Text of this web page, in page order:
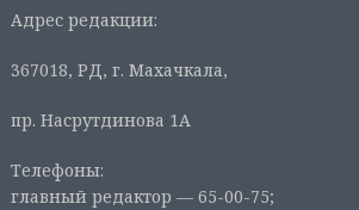
Адрес редакции:
367018, РД, г. Махачкала,
пр. Насрутдинова 1А
Телефоны:
главный редактор — 65-00-75;